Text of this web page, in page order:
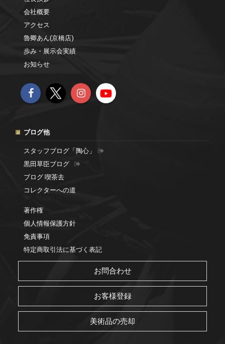
会社概要
アクセス
魯卿あん(京橋店)
歩み・展示会実績
お知らせ
ブログ他
スタッフブログ「陶心」
黒田草臣ブログ
ブログ 喫茶去
コレクターへの道
著作権
個人情報保護方針
免責事項
特定商取引法に基づく表記
お問合わせ
お客様登録
美術品の売却